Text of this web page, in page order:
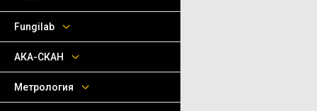
Fungilab
АКА-СКАН
Метрология